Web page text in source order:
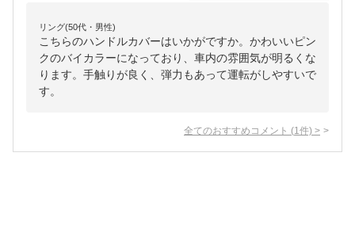
リング(50代・男性)
こちらのハンドルカバーはいかがですか。かわいいピン
クのバイカラーになっており、車内の雰囲気が明るくな
ります。手触りが良く、弾力もあって運転がしやすいで
す。
全てのおすすめコメント (1 件) >